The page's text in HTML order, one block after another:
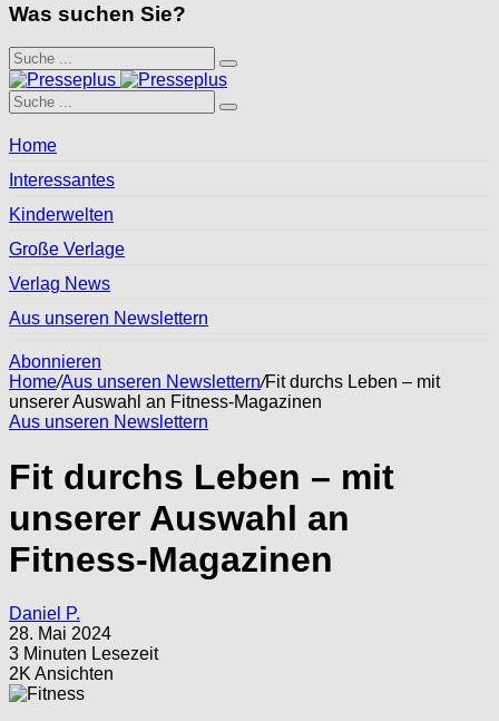
Was suchen Sie?
Home
Interessantes
Kinderwelten
Große Verlage
Verlag News
Aus unseren Newslettern
Abonnieren
Home/Aus unseren Newslettern/Fit durchs Leben – mit
unserer Auswahl an Fitness-Magazinen
Aus unseren Newslettern
Fit durchs Leben – mit
unserer Auswahl an
Fitness-Magazinen
Daniel P.
28. Mai 2024
3 Minuten Lesezeit
2K Ansichten